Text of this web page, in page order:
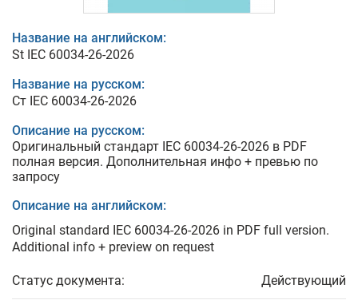
Название на английском:
St IEC 60034-26-2026
Название на русском:
Ст IEC 60034-26-2026
Описание на русском:
Оригинальный стандарт IEC 60034-26-2026 в PDF
полная версия. Дополнительная инфо + превью по
запросу
Описание на английском:
Original standard IEC 60034-26-2026 in PDF full version.
Additional info + preview on request
Статус документа: Действующий